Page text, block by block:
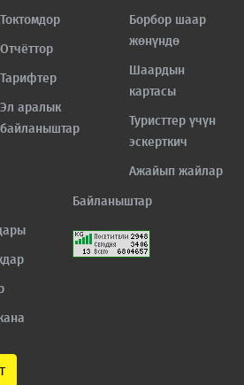
Токтомдор
Отчёттор
Тарифтер
Эл аралык
байланыштар
Борбор шаар
жөнүндө
Шаардын
картасы
Туристтер үчүн
эскерткич
Ажайып жайлар
Байланыштар